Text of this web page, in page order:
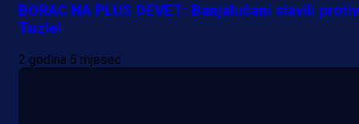
BORAC NA PLUS DEVET: Banjalučani slavili protiv
Tuzle!
2 godina 5 mjesec